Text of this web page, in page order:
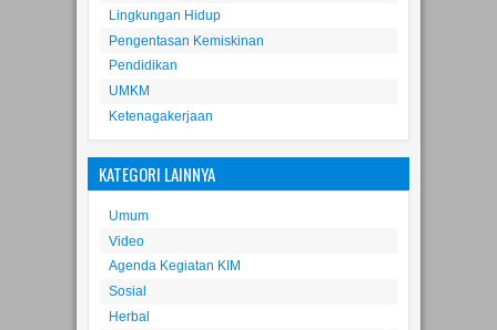
Lingkungan Hidup
Pengentasan Kemiskinan
Pendidikan
UMKM
Ketenagakerjaan
KATEGORI LAINNYA
Umum
Video
Agenda Kegiatan KIM
Sosial
Herbal